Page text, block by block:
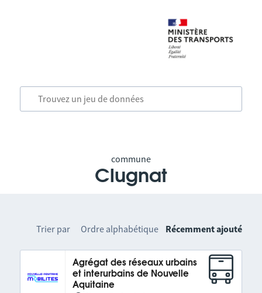
commune
Clugnat
Trier par Ordre alphabétique Récemment ajouté
Agrégat des réseaux urbains
et interurbains de Nouvelle
Aquitaine